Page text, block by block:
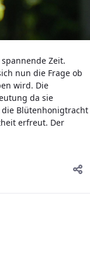
Zeit.
nun die Frage ob
wird. Die
da sie
Blütenhonigtracht
erfreut. Der